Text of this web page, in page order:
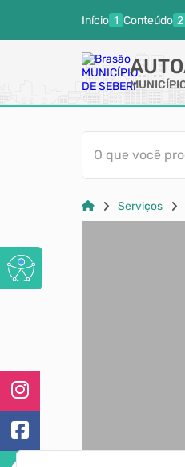
Início Conteúdo
O que você
Serviços